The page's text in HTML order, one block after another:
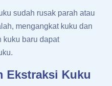
sudah rusak parah atau
mengangkat kuku dan
kuku baru dapat
Ekstraksi Kuku